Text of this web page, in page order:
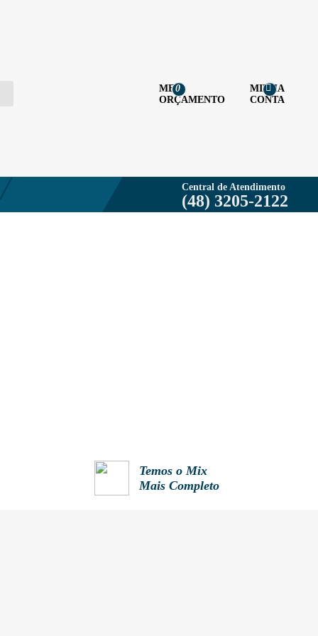
MEU
ORÇAMENTO
0
MINHA
CONTA
Central de Atendimento
(48) 3205-2122
Temos o Mix
Mais Completo